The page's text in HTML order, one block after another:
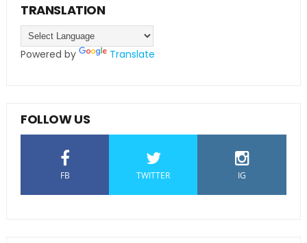
TRANSLATION
Powered by Translate
FOLLOW US
FB TWITTER IG